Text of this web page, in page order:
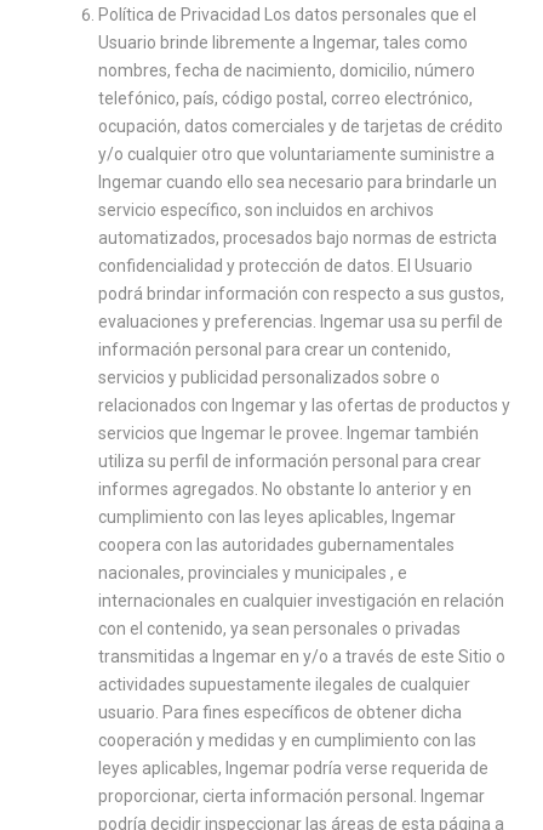
Política de Privacidad Los datos personales que el
Usuario brinde libremente a Ingemar, tales como
nombres, fecha de nacimiento, domicilio, número
telefónico, país, código postal, correo electrónico,
ocupación, datos comerciales y de tarjetas de crédito
y/o cualquier otro que voluntariamente suministre a
Ingemar cuando ello sea necesario para brindarle un
servicio específico, son incluidos en archivos
automatizados, procesados bajo normas de estricta
confidencialidad y protección de datos. El Usuario
podrá brindar información con respecto a sus gustos,
evaluaciones y preferencias. Ingemar usa su perfil de
información personal para crear un contenido,
servicios y publicidad personalizados sobre o
relacionados con Ingemar y las ofertas de productos y
servicios que Ingemar le provee. Ingemar también
utiliza su perfil de información personal para crear
informes agregados. No obstante lo anterior y en
cumplimiento con las leyes aplicables, Ingemar
coopera con las autoridades gubernamentales
nacionales, provinciales y municipales , e
internacionales en cualquier investigación en relación
con el contenido, ya sean personales o privadas
transmitidas a Ingemar en y/o a través de este Sitio o
actividades supuestamente ilegales de cualquier
usuario. Para fines específicos de obtener dicha
cooperación y medidas y en cumplimiento con las
leyes aplicables, Ingemar podría verse requerida de
proporcionar, cierta información personal. Ingemar
podría decidir inspeccionar las áreas de esta página a